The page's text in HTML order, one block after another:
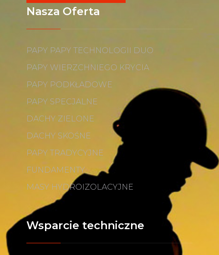
Nasza Oferta
PAPY PAPY TECHNOLOGII DUO
PAPY WIERZCHNIEGO KRYCIA
PAPY PODKŁADOWE
PAPY SPECJALNE
DACHY ZIELONE
DACHY SKOŚNE
PAPY TRADYCYJNE
FUNDAMENTY
MASY HYDROIZOLACYJNE
Wsparcie techniczne